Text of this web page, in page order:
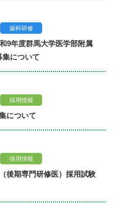
歯科研修
9年度群馬大学医学部附属
について
採用情報
について
採用情報
後期専門研修医）採用試験